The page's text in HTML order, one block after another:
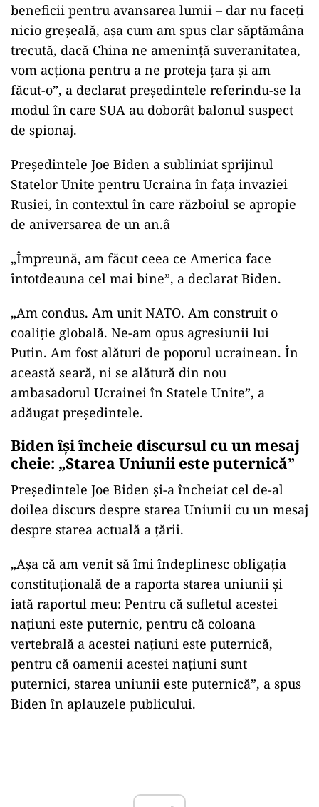
beneficii pentru avansarea lumii – dar nu faceţi
nicio greşeală, aşa cum am spus clar săptămâna
trecută, dacă China ne ameninţă suveranitatea,
vom acţiona pentru a ne proteja ţara şi am
făcut-o”, a declarat preşedintele referindu-se la
modul în care SUA au doborât balonul suspect
de spionaj.
Preşedintele Joe Biden a subliniat sprijinul
Statelor Unite pentru Ucraina în faţa invaziei
Rusiei, în contextul în care războiul se apropie
de aniversarea de un an.â
„Împreună, am făcut ceea ce America face
întotdeauna cel mai bine”, a declarat Biden.
„Am condus. Am unit NATO. Am construit o
coaliţie globală. Ne-am opus agresiunii lui
Putin. Am fost alături de poporul ucrainean. În
această seară, ni se alătură din nou
ambasadorul Ucrainei în Statele Unite”, a
adăugat preşedintele.
Biden îşi încheie discursul cu un mesaj
cheie: „Starea Uniunii este puternică”
Preşedintele Joe Biden şi-a încheiat cel de-al
doilea discurs despre starea Uniunii cu un mesaj
despre starea actuală a ţării.
„Aşa că am venit să îmi îndeplinesc obligaţia
constituţională de a raporta starea uniunii şi
iată raportul meu: Pentru că sufletul acestei
naţiuni este puternic, pentru că coloana
vertebrală a acestei naţiuni este puternică,
pentru că oamenii acestei naţiuni sunt
puternici, starea uniunii este puternică”, a spus
Biden în aplauzele publicului.